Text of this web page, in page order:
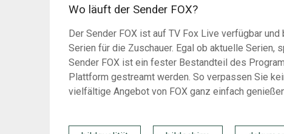
Wo läuft der Sender FOX?
Der Sender FOX ist auf TV Fox Live verfügbar
Serien für die Zuschauer. Egal ob aktuelle Serien,
Sender FOX ist ein fester Bestandteil des
Plattform gestreamt werden. So verpassen Sie
vielfältige Angebot von FOX ganz einfach